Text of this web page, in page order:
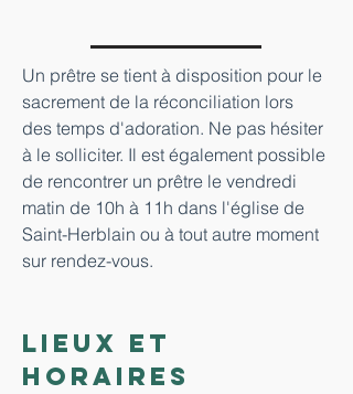
Un prêtre se tient à disposition pour le
sacrement de la réconciliation lors
des temps d'adoration. Ne pas hésiter
à le solliciter. Il est également possible
de rencontrer un prêtre le vendredi
matin de 10h à 11h dans l'église de
Saint-Herblain ou à tout autre moment
sur rendez-vous.
Lieux et
horaires